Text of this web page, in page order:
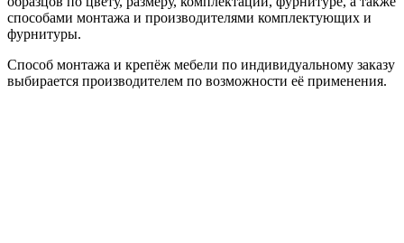
способами монтажа и производителями комплектующих и
фурнитуры.
Способ монтажа и крепёж мебели по индивидуальному заказу
выбирается производителем по возможности её применения.